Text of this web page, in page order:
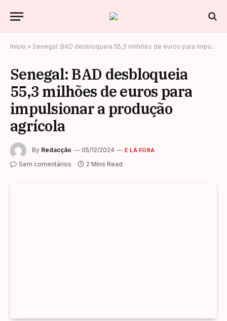
Início » Senegal: BAD desbloqueia 55,3 milhões de euros para impulsionar a produção agrícola
Senegal: BAD desbloqueia
55,3 milhões de euros para
impulsionar a produção
agrícola
By Redacção 05/12/2024 E LÁ FORA
Sem comentários 2 Mins Read